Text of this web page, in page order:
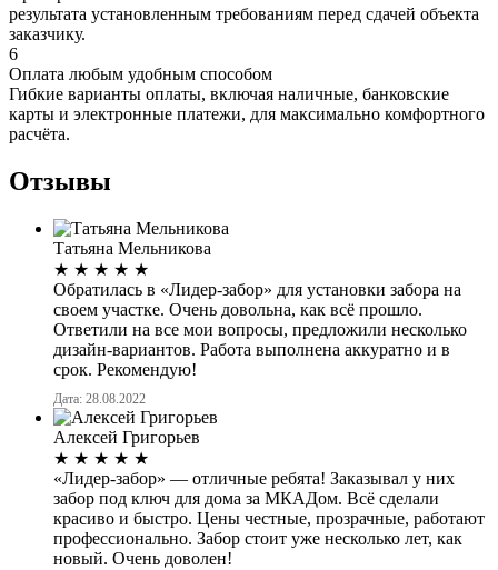
результата установленным требованиям перед сдачей объекта
заказчику.
6
Оплата любым удобным способом
Гибкие варианты оплаты, включая наличные, банковские
карты и электронные платежи, для максимально комфортного
расчёта.
Отзывы
Татьяна Мельникова
★ ★ ★ ★ ★
Обратилась в «Лидер-забор» для установки забора на
своем участке. Очень довольна, как всё прошло.
Ответили на все мои вопросы, предложили несколько
дизайн-вариантов. Работа выполнена аккуратно и в
срок. Рекомендую!
Дата: 28.08.2022
Алексей Григорьев
★ ★ ★ ★ ★
«Лидер-забор» — отличные ребята! Заказывал у них
забор под ключ для дома за МКАДом. Всё сделали
красиво и быстро. Цены честные, прозрачные, работают
профессионально. Забор стоит уже несколько лет, как
новый. Очень доволен!